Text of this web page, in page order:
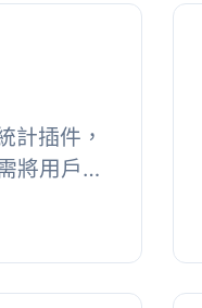
計插件，
將用戶數